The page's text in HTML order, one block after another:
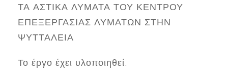
ΤΑ ΑΣΤΙΚΑ ΛΥΜΑΤΑ ΤΟΥ ΚΕΝΤΡΟΥ
ΕΠΕΞΕΡΓΑΣΙΑΣ ΛΥΜΑΤΩΝ ΣΤΗΝ
ΨΥΤΤΑΛΕΙΑ
Το έργο έχει υλοποιηθεί.